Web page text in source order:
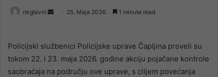
nkglavni
Send 25. Maja 2026. 1 minute read
Policijski službenici Policijske uprave Čapljina proveli su
tokom 22. i 23. maja 2026. godine akciju pojačane kontrole
saobraćaja na području ove uprave, s ciljem povećanja